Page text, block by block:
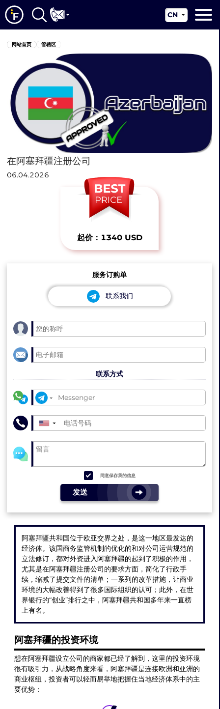
关于我们
新闻资讯
CN
EN
网站首页 管辖区
在阿塞拜疆注册公司
06.04.2026
起价：1340 USD
服务订购单
联系我们
联系方式
▼
同意保存我的信息
发送
阿塞拜疆共和国位于欧亚交界之处，是这一地区最发达的
经济体。该国商务监管机制的优化的和对公司运营规范的
立法修订，都对外资进入阿塞拜疆的起到了积极的作用，
尤其是在阿塞拜疆注册公司的要求方面，简化了行政手
续，缩减了提交文件的清单；一系列的改革措施，让商业
环境的大幅改善得到了很多国际组织的认可；此外，在世
界银行的“创业”排行之中，阿塞拜疆共和国多年来一直榜
上有名。
阿塞拜疆的投资环境
想在阿塞拜疆设立公司的商家都已经了解到，这里的投资环境
很有吸引力，从战略角度来看，阿塞拜疆是连接欧洲和亚洲的
商业枢纽，投资者可以轻而易举地把握住当地经济体系中的主
要优势：